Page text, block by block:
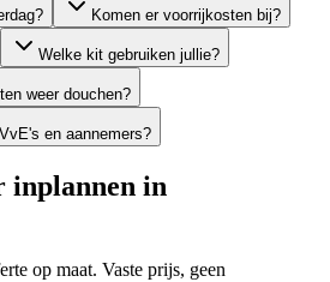
Komen er voorrijkosten bij?
Welke kit gebruiken jullie?
weer douchen?
en aannemers?
inplannen in
op maat. Vaste prijs, geen